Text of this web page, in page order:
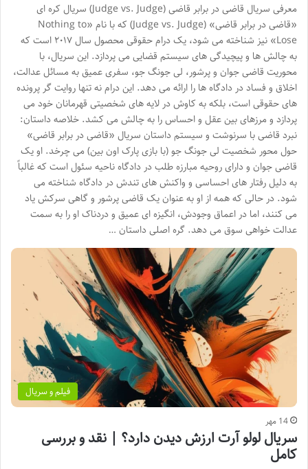
معرفی سریال قاضی در برابر قاضی (Judge vs. Judge) سریال کره ای
«قاضی در برابر قاضی» (Judge vs. Judge) که با نام «Nothing to
Lose» نیز شناخته می شود، یک درام حقوقی محصول سال ۲۰۱۷ است که
به چالش ها و پیچیدگی های سیستم قضایی می پردازد. این سریال، با
محوریت قاضی جوان و پرشور، لی جونگ جو، سفری عمیق به مسائل عدالت،
اخلاق و فساد در دادگاه ها را ارائه می دهد. این درام نه تنها روایت گر پرونده
های حقوقی است، بلکه به کاوش در لایه های شخصیتی قهرمانان خود می
پردازد و مرزهای بین عقل و احساس را به چالش می کشد. خلاصه داستان:
نبرد قاضی با سرنوشت و سیستم داستان سریال «قاضی در برابر قاضی»
حول محور شخصیت لی جونگ جو (با بازی پارک اون بین) می چرخد. او یک
قاضی جوان و دارای روحیه مبارزه طلب در دادگاه ناحیه سئول است که غالباً
به دلیل رفتار های احساسی و واکنش های تندش در دادگاه شناخته می
شود. در حالی که همه از او به عنوان یک قاضی پرشور و گاهی سرکش یاد
می کنند، اما در اعماق وجودش، انگیزه ای عمیق و دردناک او را به سمت
عدالت خواهی سوق می دهد. گره اصلی داستان …
فیلم و سریال
14 مهر
سریال لولو آرت ارزش دیدن دارد؟ | نقد و بررسی
کامل